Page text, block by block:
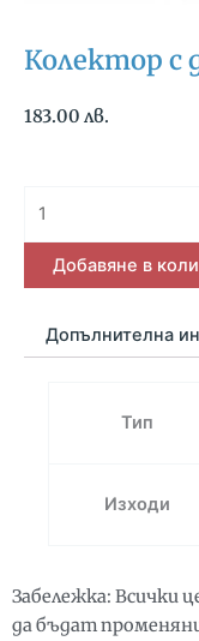
Колектор с
183.00 лв.
Колектор
с
Добавяне в
Допълнителна
Тип
Изходи
Забележка: Всички
да бъдат